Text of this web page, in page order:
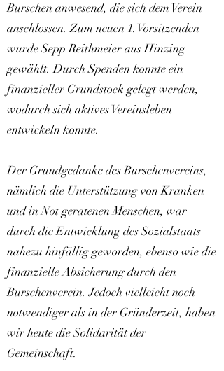
Burschen anwesend, die sich dem Verein
anschlossen. Zum neuen 1.Vorsitzenden
wurde Sepp Reithmeier aus Hinzing
gewählt. Durch Spenden konnte ein
finanzieller Grundstock gelegt werden,
wodurch sich aktives Vereinsleben
entwickeln konnte.
Der Grundgedanke des Burschenvereins,
nämlich die Unterstützung von Kranken
und in Not geratenen Menschen, war
durch die Entwicklung des Sozialstaats
nahezu hinfällig geworden, ebenso wie die
finanzielle Absicherung durch den
Burschenverein. Jedoch vielleicht noch
notwendiger als in der Gründerzeit, haben
wir heute die Solidarität der
Gemeinschaft.